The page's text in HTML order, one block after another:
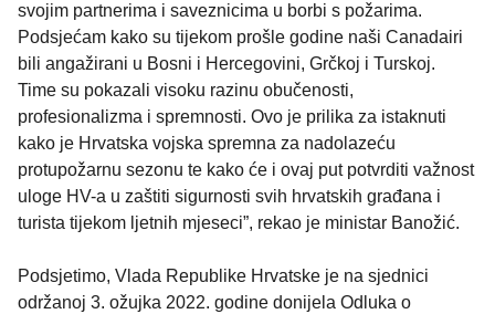
svojim partnerima i saveznicima u borbi s požarima.
Podsjećam kako su tijekom prošle godine naši Canadairi
bili angažirani u Bosni i Hercegovini, Grčkoj i Turskoj.
Time su pokazali visoku razinu obučenosti,
profesionalizma i spremnosti. Ovo je prilika za istaknuti
kako je Hrvatska vojska spremna za nadolazeću
protupožarnu sezonu te kako će i ovaj put potvrditi važnost
uloge HV-a u zaštiti sigurnosti svih hrvatskih građana i
turista tijekom ljetnih mjeseci”, rekao je ministar Banožić.
Podsjetimo, Vlada Republike Hrvatske je na sjednici
održanoj 3. ožujka 2022. godine donijela Odluka o